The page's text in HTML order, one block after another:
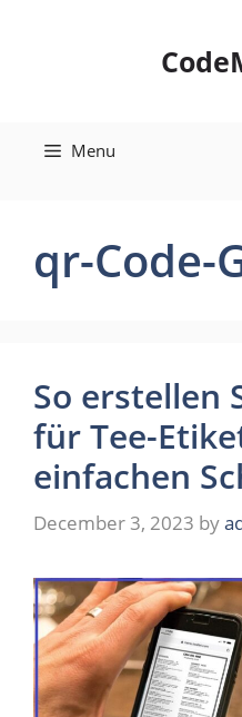
Menu
qr-Code-
So erstellen
für Tee-
einfachen
December 3, 2023 by